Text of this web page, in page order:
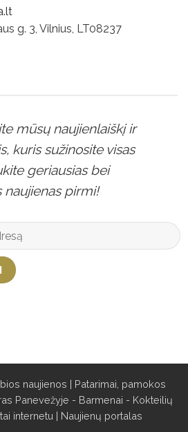
g. 3, Vilnius, LT08237
mūsų naujienlaiškį ir
kuris sužinosite visas
geriausias bei
naujienas pirmi!
naujienos | Patarimai, pamokos
Panevežyje - Barmenai - Kokteilių
internetu | Naujienų portalas